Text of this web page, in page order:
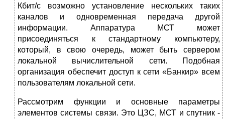
Кбит/с возможно установление нескольких таких
каналов и одновременная передача другой
информации. Аппаратура МСТ может
присоединяться к стандартному компьютеру,
который, в свою очередь, может быть сервером
локальной вычислительной сети. Подобная
организация обеспечит доступ к сети «Банкир» всем
пользователям локальной сети.
Рассмотрим функции и основные параметры
элементов системы связи. Это ЦЗС, МСТ и спутник -